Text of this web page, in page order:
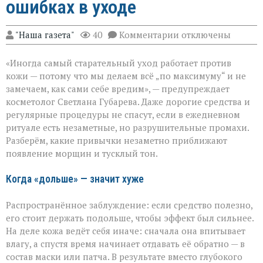
ошибках в уходе
"Наша газета" 40 Комментарии к
записи
думаете,
что
ухаживаете,
а
на
деле
ускоряете
старение»:
косметолог
отключены
«Иногда самый старательный уход работает против
кожи — потому что мы делаем всё „по максимуму“ и не
замечаем, как сами себе вредим», — предупреждает
косметолог Светлана Губарева. Даже дорогие средства и
регулярные процедуры не спасут, если в ежедневном
ритуале есть незаметные, но разрушительные промахи.
Разберём, какие привычки незаметно приближают
появление морщин и тусклый тон.
Когда «дольше» — значит хуже
Распространённое заблуждение: если средство полезно,
его стоит держать подольше, чтобы эффект был сильнее.
На деле кожа ведёт себя иначе: сначала она впитывает
влагу, а спустя время начинает отдавать её обратно — в
состав маски или патча. В результате вместо глубокого